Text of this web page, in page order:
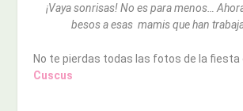
¡Vaya sonrisas! No es para menos…
besos a esas mamis que han
No te pierdas todas las fotos de la fiesta
Cuscus